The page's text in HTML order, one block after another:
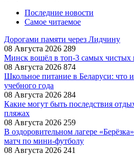
Последние новости
Самое читаемое
Дорогами памяти через Лидчину
08 Августа 2026 289
Минск вошёл в топ-3 самых чистых
08 Августа 2026 874
Школьное питание в Беларуси: что
учебного года
08 Августа 2026 284
Какие могут быть последствия
пляжах
08 Августа 2026 259
В оздоровительном лагере
матч по мини-футболу
08 Августа 2026 241